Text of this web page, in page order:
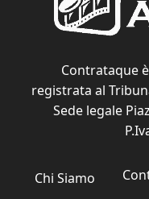
Contrataque
registrata al
Sede legale
Chi Siamo